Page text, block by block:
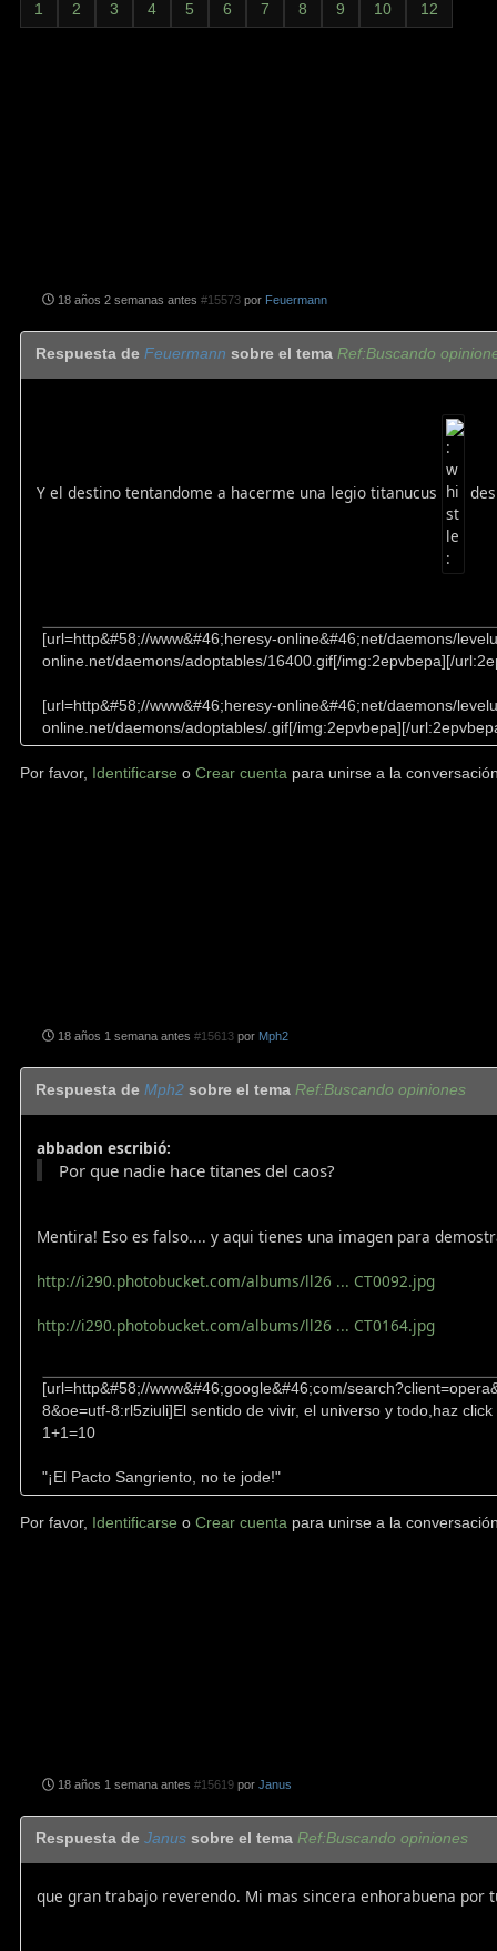
1 2 3 4 5 6 7 8 9 10 12
18 años 2 semanas antes #15573 por Feuermann
Respuesta de Feuermann sobre el tema Ref:Buscando
Y el destino tentandome a hacerme una legio titanucus
[url=http&#58;//www&#46;heresy-online&#46;net/daemons/
online.net/daemons/adoptables/16400.gif[/img:2epvbepa][/
[url=http&#58;//www&#46;heresy-online&#46;net/daemons/
online.net/daemons/adoptables/.gif[/img:2epvbepa][/
Por favor, Identificarse o Crear cuenta para unirse a la
18 años 1 semana antes #15613 por Mph2
Respuesta de Mph2 sobre el tema Ref:Buscando opiniones
abbadon escribió:
Por que nadie hace titanes del caos?
Mentira! Eso es falso.... y aqui tienes una imagen para
http://i290.photobucket.com/albums/ll26 ... CT0092.jpg
http://i290.photobucket.com/albums/ll26 ... CT0164.jpg
[url=http&#58;//www&#46;google&#46;com/
8&oe=utf-8:rl5ziuli]El sentido de vivir, el universo y todo,haz
1+1=10
"¡El Pacto Sangriento, no te jode!"
Por favor, Identificarse o Crear cuenta para unirse a la
18 años 1 semana antes #15619 porJanus
Respuesta de Janus sobre el tema Ref:Buscando opiniones
que gran trabajo reverendo. Mi mas sincera enhorabuena por